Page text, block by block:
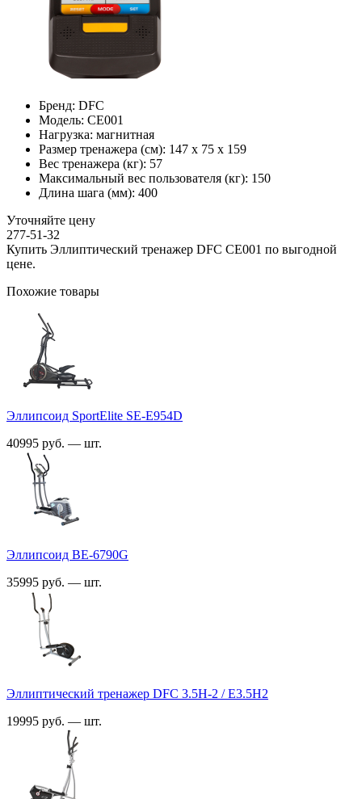
Бренд: DFC
Модель: CE001
Нагрузка: магнитная
Размер тренажера (см): 147 х 75 х 159
Вес тренажера (кг): 57
Максимальный вес пользователя (кг): 150
Длина шага (мм): 400
Уточняйте цену
277-51-32
Купить Эллиптический тренажер DFC CE001 по выгодной
цене.
Похожие товары
Эллипсоид SportElite SE-E954D
40995 руб. — шт.
Эллипсоид BE-6790G
35995 руб. — шт.
Эллиптический тренажер DFC 3.5H-2 / E3.5H2
19995 руб. — шт.